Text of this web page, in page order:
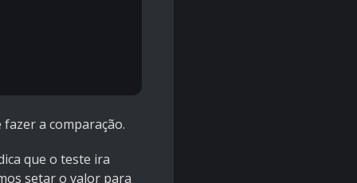
a comparação.
que o teste ira
setar o valor para